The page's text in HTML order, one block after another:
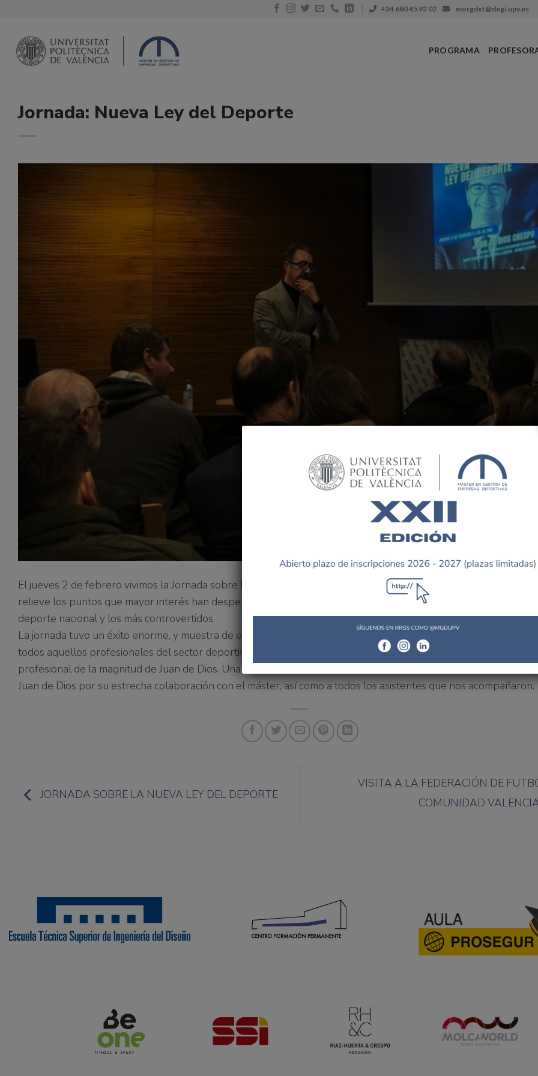
contenido
+34 680 45 92 02 morgdxt@degi.upv.es
PROGRAMA
Jornada: Nueva Ley del Deporte
El jueves 2 de febrero vivimos la Jornada sobre la Nueva Ley del Deporte, en la que Juan de Dios Crespo nos
relieve los puntos que mayor interés han despertado en él, en concreto los que considera más beneficiosos
deporte nacional y los más controvertidos.
La jornada tuvo un éxito enorme, y muestra de ello es que el aforo se completó y que, tanto nuestros alumnos
todos aquellos profesionales del sector deportivo que decidieron acercarse, disfrutaron de la visión que tiene
profesional de la magnitud de Juan de Dios. Una vez más, desde la Cátedra de deporte de la UPV queremos
Juan de Dios por su estrecha colaboración con el máster, así como a todos los asistentes que nos acompañaron.
JORNADA SOBRE LA NUEVA LEY DEL DEPORTE
VISITA A LA FEDERACIÓN DE
COMUNIDAD